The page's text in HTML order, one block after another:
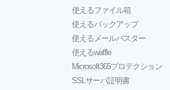
使えるファイル箱
使えるバックアップ
使えるメールバスター
使えるwaffle
Microsoft365プロテクション
SSLサーバ証明書